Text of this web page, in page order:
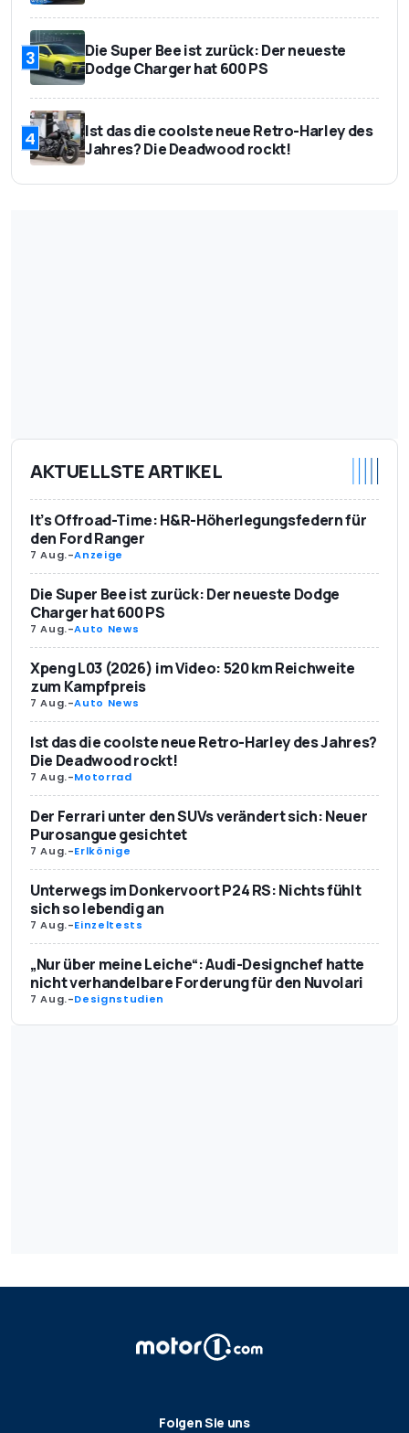
3
Die Super Bee ist zurück: Der neueste
Dodge Charger hat 600 PS
4
Ist das die coolste neue Retro-Harley des
Jahres? Die Deadwood rockt!
AKTUELLSTE ARTIKEL
It’s Offroad-Time: H&R-Höherlegungsfedern für
den Ford Ranger
7 Aug.-Anzeige
Die Super Bee ist zurück: Der neueste Dodge
Charger hat 600 PS
7 Aug.-Auto News
Xpeng L03 (2026) im Video: 520 km Reichweite
zum Kampfpreis
7 Aug.-Auto News
Ist das die coolste neue Retro-Harley des Jahres?
Die Deadwood rockt!
7 Aug.-Motorrad
Der Ferrari unter den SUVs verändert sich: Neuer
Purosangue gesichtet
7 Aug.-Erlkönige
Unterwegs im Donkervoort P24 RS: Nichts fühlt
sich so lebendig an
7 Aug.-Einzeltests
„Nur über meine Leiche“: Audi-Designchef hatte
nicht verhandelbare Forderung für den Nuvolari
7 Aug.-Designstudien
Folgen Sie uns